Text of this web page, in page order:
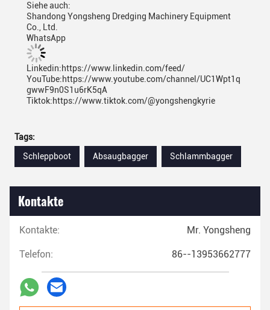
Siehe auch:
Shandong Yongsheng Dredging Machinery Equipment
Co., Ltd.
WhatsApp
Linkedin:https://www.linkedin.com/feed/
YouTube:https://www.youtube.com/channel/UC1Wpt1q
gwwF9n0S1u6rK5qA
Tiktok:https://www.tiktok.com/@yongshengkyrie
Tags:
Schleppboot
Absaugbagger Schlammbagger
Kontakte
Kontakte: Mr. Yongsheng
Telefon: 86--13953662777